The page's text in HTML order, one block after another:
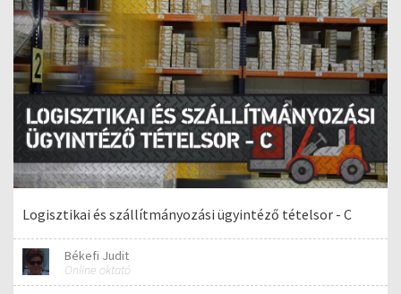
Logisztikai és szállítmányozási ügyintéző tételsor - C
Békefi Judit
Online oktató